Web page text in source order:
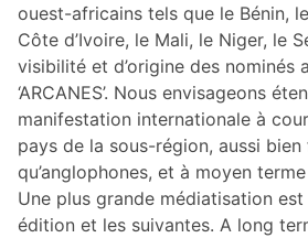
ouest-africains tels que le Bénin,
Côte d’Ivoire, le Mali, le Niger, le
visibilité et d’origine des nominés
‘ARCANES’. Nous envisageons
manifestation internationale à
pays de la sous-région, aussi
qu’anglophones, et à moyen
Une plus grande médiatisation
édition et les suivantes. A long